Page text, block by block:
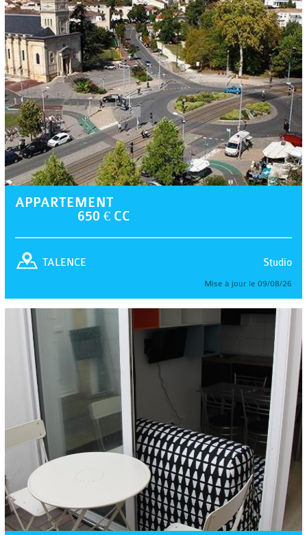
APPARTEMENT
650 € CC
Studio
TALENCE
Mise à jour le 09/08/26